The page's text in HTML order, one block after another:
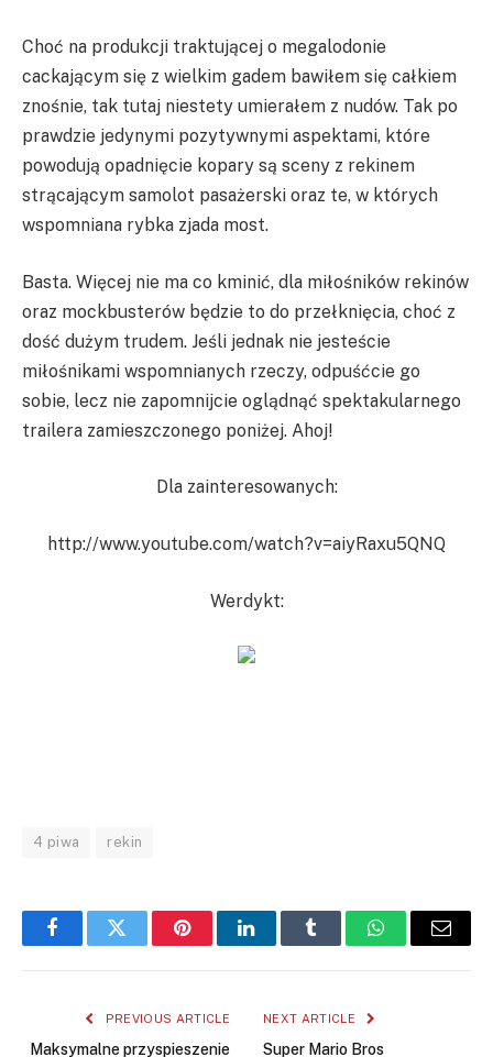
Choć na produkcji traktującej o megalodonie
cackającym się z wielkim gadem bawiłem się całkiem
znośnie, tak tutaj niestety umierałem z nudów. Tak po
prawdzie jedynymi pozytywnymi aspektami, które
powodują opadnięcie kopary są sceny z rekinem
strącającym samolot pasażerski oraz te, w których
wspomniana rybka zjada most.
Basta. Więcej nie ma co kminić, dla miłośników rekinów
oraz mockbusterów będzie to do przełknięcia, choć z
dość dużym trudem. Jeśli jednak nie jesteście
miłośnikami wspomnianych rzeczy, odpuśćcie go
sobie, lecz nie zapomnijcie oglądnąć spektakularnego
trailera zamieszczonego poniżej. Ahoj!
Dla zainteresowanych:
http://www.youtube.com/watch?v=aiyRaxu5QNQ
Werdykt:
4 piwa rekin
FacebookTwitter PinterestLinkedInTumblr WhatsAppEmail
PREVIOUS ARTICLE
Maksymalne przyspieszenie
NEXT ARTICLE
Super Mario Bros